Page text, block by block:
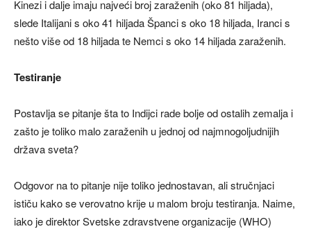
Kinezi i dalje imaju najveći broj zaraženih (oko 81 hiljada),
slede Italijani s oko 41 hiljada Španci s oko 18 hiljada, Iranci s
nešto više od 18 hiljada te Nemci s oko 14 hiljada zaraženih.
Testiranje
Postavlja se pitanje šta to Indijci rade bolje od ostalih zemalja i
zašto je toliko malo zaraženih u jednoj od najmnogoljudnijih
država sveta?
Odgovor na to pitanje nije toliko jednostavan, ali stručnjaci
ističu kako se verovatno krije u malom broju testiranja. Naime,
iako je direktor Svetske zdravstvene organizacije (WHO)